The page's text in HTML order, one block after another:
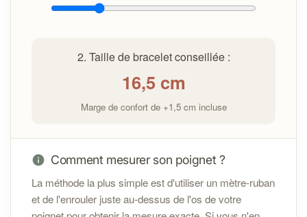
En cas de problème avec votre bracelet :
info@cybelepierres.frdans les 14 jours suivant la
Si un défaut est constaté, un remplacement ou une
réparation sera proposé selonles conditions
Sécurité :
2. Taille de bracelet conseillée :
16,5cm
Marge de confort de +1,5 cm incluse
Comment mesurer son poignet ?
La méthode la plus simple est d'utiliser un mètre-ruban
et de l'enrouler juste au-dessus de l'os de votre